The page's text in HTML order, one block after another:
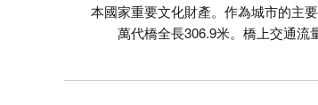
本國家重要文化財產。作為城市的主
萬代橋全長306.9米。橋上交通流量